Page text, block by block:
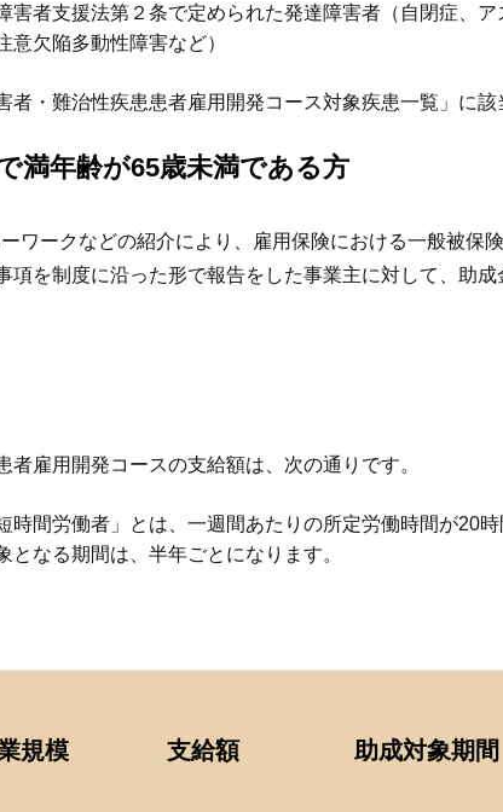
者支援法第２条で定められた発達障害者（自閉症、
欠陥多動性障害など）
・難治性疾患患者雇用開発コース対象疾患一覧」に該
満年齢が65歳未満である方
ーワークなどの紹介により、雇用保険における一般被保
項を制度に沿った形で報告をした事業主に対して、助成
者雇用開発コースの支給額は、次の通りです。
時間労働者」とは、一週間あたりの所定労働時間が20
となる期間は、半年ごとになります。
規模 支給額 助成対象期間